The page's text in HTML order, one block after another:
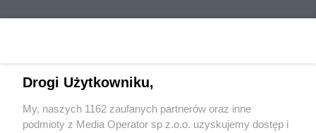
Wydawca mediówlokalnych
Drogi Użytkowniku,
My, naszych 1162 zaufanych partnerów oraz inne
podmioty z Media Operator sp z.o.o. uzyskujemy dostęp i